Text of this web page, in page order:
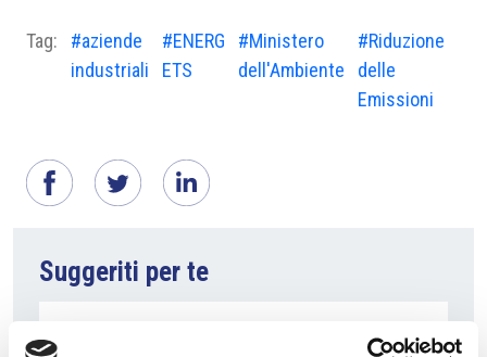
Tag:
#aziende
industriali
#ENERG
ETS
#Ministero
dell'Ambiente
#Riduzione
delle
Emissioni
Suggeriti per te